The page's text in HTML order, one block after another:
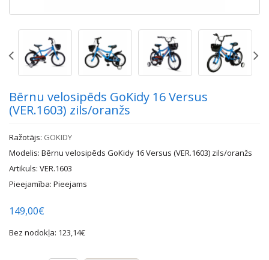
Bērnu velosipēds GoKidy 16 Versus
(VER.1603) zils/oranžs
Ražotājs: GOKIDY
Modelis: Bērnu velosipēds GoKidy 16 Versus (VER.1603) zils/oranžs
Artikuls: VER.1603
Pieejamība: Pieejams
149,00€
Bez nodokļa: 123,14€